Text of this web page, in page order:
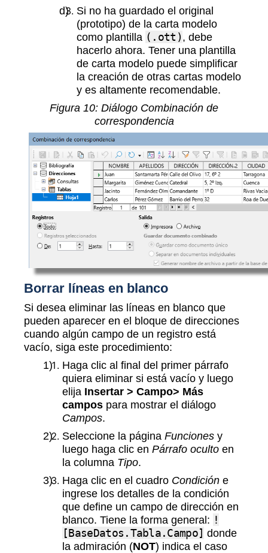
Si no ha guardado el original
(prototipo) de la carta modelo
como plantilla (.ott), debe
hacerlo ahora. Tener una plantilla
de carta modelo puede simplificar
la creación de otras cartas modelo
y es altamente recomendable.
Figura 10: Diálogo Combinación de
correspondencia
Borrar líneas en blanco
Si desea eliminar las líneas en blanco que
pueden aparecer en el bloque de direcciones
cuando algún campo de un registro está
vacío, siga este procedimiento:
Haga clic al final del primer párrafo
quiera eliminar si está vacío y luego
elija Insertar > Campo> Más
campos para mostrar el diálogo
Campos.
Seleccione la página Funciones y
luego haga clic en Párrafo oculto en
la columna Tipo.
Haga clic en el cuadro Condición e
ingrese los detalles de la condición
que define un campo de dirección en
blanco. Tiene la forma general: !
[BaseDatos.Tabla.Campo] donde
la admiración (NOT) indica el caso